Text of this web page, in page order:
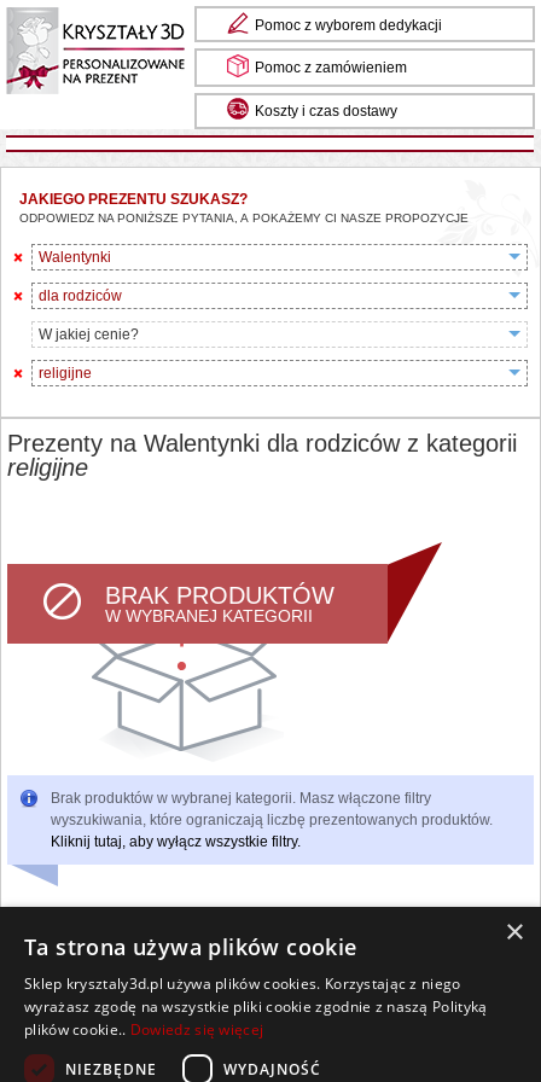
Pomoc z wyborem dedykacji
Pomoc z zamówieniem
Koszty i czas dostawy
JAKIEGO PREZENTU SZUKASZ?
ODPOWIEDZ NA PONIŻSZE PYTANIA, A POKAŻEMY CI NASZE PROPOZYCJE
Walentynki
dla rodziców
W jakiej cenie?
religijne
Prezenty na Walentynki dla rodziców z kategorii
religijne
BRAK PRODUKTÓW
W WYBRANEJ KATEGORII
Brak produktów w wybranej kategorii. Masz włączone filtry
wyszukiwania, które ograniczają liczbę prezentowanych produktów.
Kliknij tutaj, aby wyłącz wszystkie filtry.
Wszelkie prawa zastrzeżone
Kontakt Współpraca Regulamin
Pomoc Strona główna
×
Ta strona używa plików cookie
Sklep krysztaly3d.pl używa plików cookies. Korzystając z niego
wyrażasz zgodę na wszystkie pliki cookie zgodnie z naszą Polityką
plików cookie.. Dowiedz się więcej
NIEZBĘDNE
WYDAJNOŚĆ